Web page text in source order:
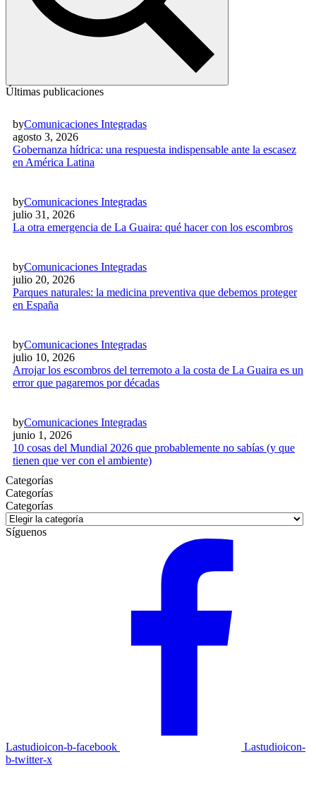
Últimas publicaciones
byComunicaciones Integradas
agosto 3, 2026
Gobernanza hídrica: una respuesta indispensable ante la escasez
en América Latina
byComunicaciones Integradas
julio 31, 2026
La otra emergencia de La Guaira: qué hacer con los escombros
byComunicaciones Integradas
julio 20, 2026
Parques naturales: la medicina preventiva que debemos proteger
en España
byComunicaciones Integradas
julio 10, 2026
Arrojar los escombros del terremoto a la costa de La Guaira es un
error que pagaremos por décadas
byComunicaciones Integradas
junio 1, 2026
10 cosas del Mundial 2026 que probablemente no sabías (y que
tienen que ver con el ambiente)
Categorías
Categorías
Categorías
Síguenos
Lastudioicon-b-facebook
Lastudioicon-
b-twitter-x